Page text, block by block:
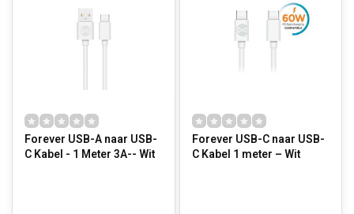
Forever USB-A naar USB-
C Kabel - 1 Meter 3A-- Wit
Forever USB-C naar USB-
C Kabel 1 meter – Wit